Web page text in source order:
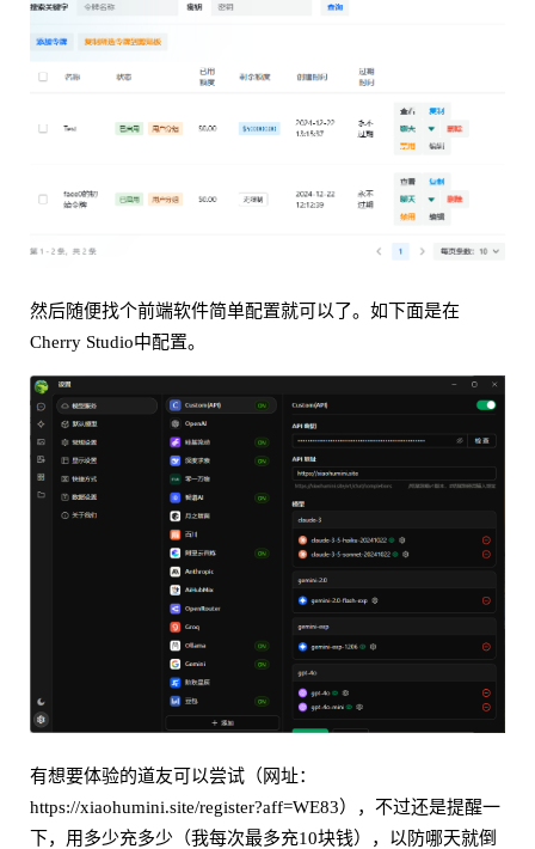
然后随便找个前端软件简单配置就可以了。如下面是在
Cherry Studio中配置。
有想要体验的道友可以尝试（网址：
https://xiaohumini.site/register?aff=WE83），不过还是提醒一
下，用多少充多少（我每次最多充10块钱），以防哪天就倒